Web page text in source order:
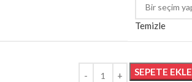
Temizle
SEPETE EKLE